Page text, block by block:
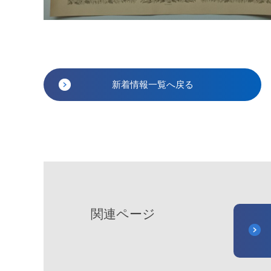
新着情報一覧へ戻る
関連ページ